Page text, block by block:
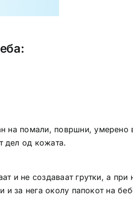
на помали, површни,
дел од кожата.
и не создаваат грутки, а
за нега околу папокот на